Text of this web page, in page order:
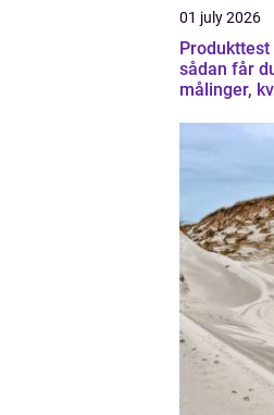
01 july 2026
sådan får
målinger,